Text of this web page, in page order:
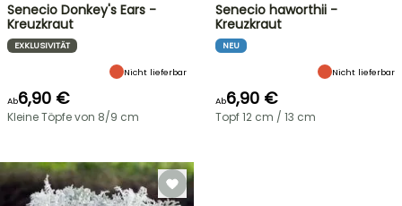
Senecio Donkey's Ears -
Kreuzkraut
EXKLUSIVITÄT
Nicht lieferbar
Ab6,90 €
Kleine Töpfe von 8/9 cm
Senecio haworthii -
Kreuzkraut
NEU
Nicht lieferbar
Ab6,90 €
Topf 12 cm / 13 cm